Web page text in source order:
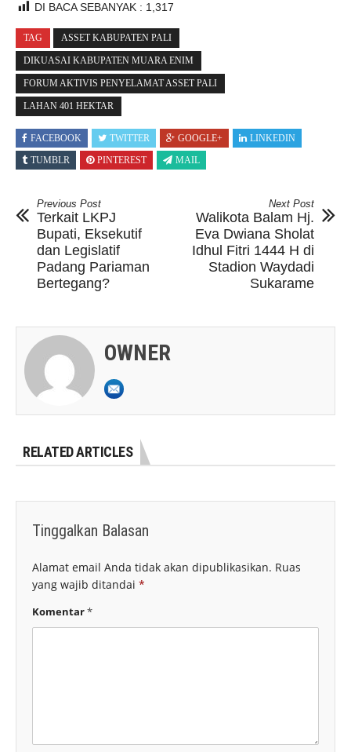
DI BACA SEBANYAK : 1,317
TAG ASSET KABUPATEN PALI
DIKUASAI KABUPATEN MUARA ENIM
FORUM AKTIVIS PENYELAMAT ASSET PALI
LAHAN 401 HEKTAR
FACEBOOK TWITTER GOOGLE+
LINKEDIN
TUMBLR
PINTEREST MAIL
Previous Post
Terkait LKPJ
Bupati, Eksekutif
dan Legislatif
Padang Pariaman
Bertegang?
Next Post
Walikota Balam Hj.
Eva Dwiana Sholat
Idhul Fitri 1444 H di
Stadion Waydadi
Sukarame
OWNER
RELATED ARTICLES
Tinggalkan Balasan
Alamat email Anda tidak akan dipublikasikan. Ruas
yang wajib ditandai *
Komentar*